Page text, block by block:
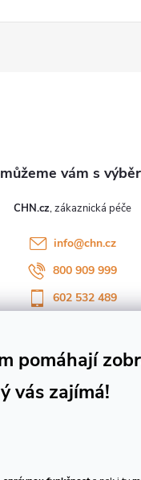
pomáhají
vás zajímá!
CHN.cz
info@chn.cz
800 909 999
602 532 489
Sledujte náš vlog